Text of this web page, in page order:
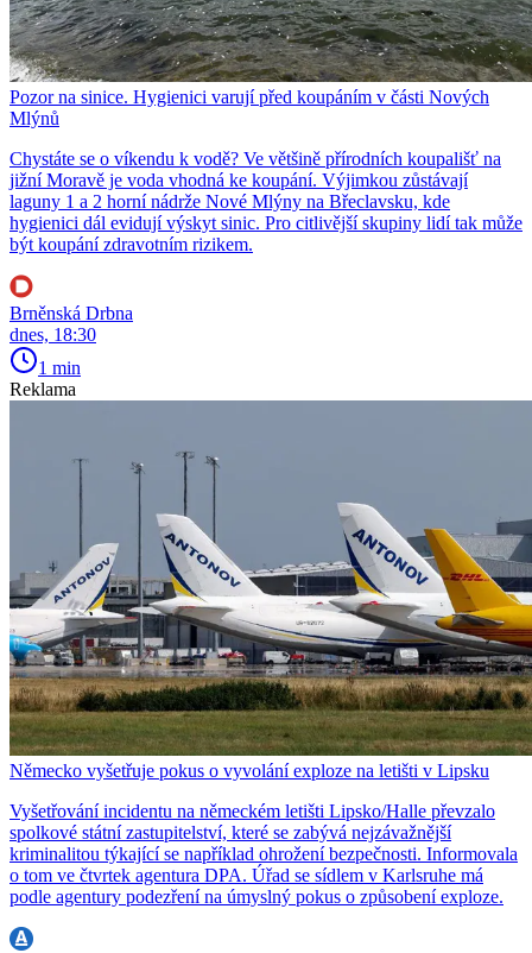
Pozor na sinice. Hygienici varují před koupáním v části Nových
Mlýnů
Chystáte se o víkendu k vodě? Ve většině přírodních koupališť na
jižní Moravě je voda vhodná ke koupání. Výjimkou zůstávají
laguny 1 a 2 horní nádrže Nové Mlýny na Břeclavsku, kde
hygienici dál evidují výskyt sinic. Pro citlivější skupiny lidí tak může
být koupání zdravotním rizikem.
Brněnská Drbna
dnes, 18:30
1 min
Reklama
Německo vyšetřuje pokus o vyvolání exploze na letišti v Lipsku
Vyšetřování incidentu na německém letišti Lipsko/Halle převzalo
spolkové státní zastupitelství, které se zabývá nejzávažnější
kriminalitou týkající se například ohrožení bezpečnosti. Informovala
o tom ve čtvrtek agentura DPA. Úřad se sídlem v Karlsruhe má
podle agentury podezření na úmyslný pokus o způsobení exploze.